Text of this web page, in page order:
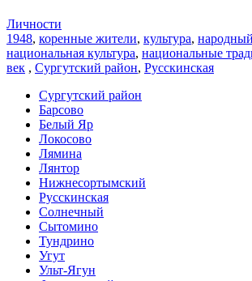
Личности
1948, коренные жители, культура,
национальная культура, национальные
век , Сургутский район, Русскинская
Сургутский район
Барсово
Белый Яр
Локосово
Лямина
Лянтор
Нижнесортымский
Русскинская
Солнечный
Сытомино
Тундрино
Угут
Ульт-Ягун